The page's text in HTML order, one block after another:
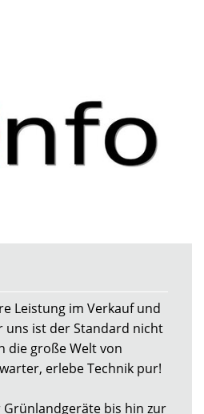
Leistung im Verkauf und
uns ist der Standard nicht
die große Welt von
erlebe Technik pur!
bis hin zur